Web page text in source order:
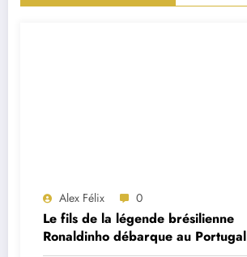
Alex Félix 0
Le fils de la légende brésilienne
Ronaldinho débarque au Portugal